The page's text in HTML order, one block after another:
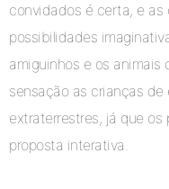
convidados é certa, e
possibilidades
amiguinhos e os
sensação as crianças
extraterrestres, já que os
proposta interativa.